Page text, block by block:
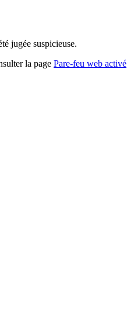
jugée suspicieuse.
la page Pare-feu web activé